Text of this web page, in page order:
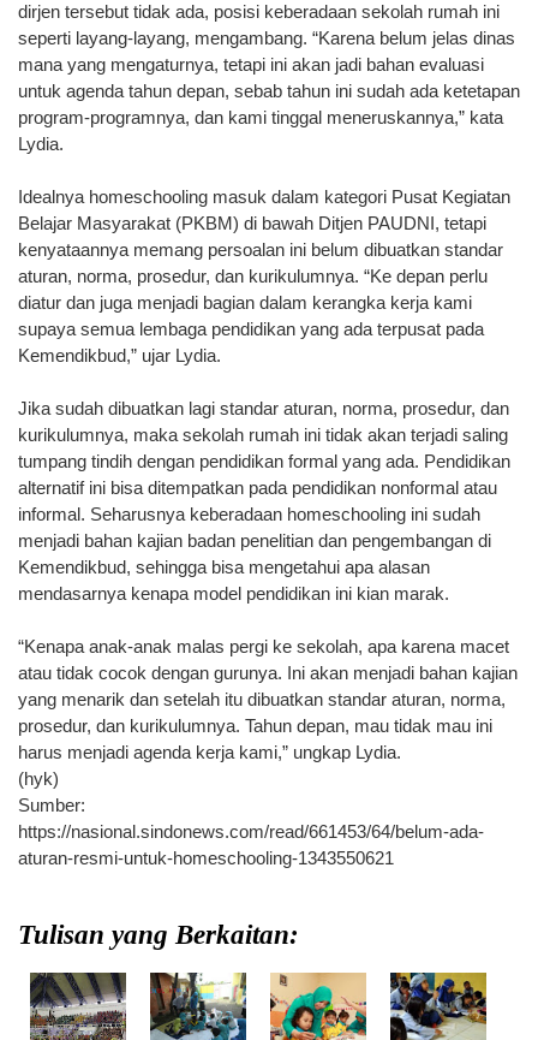
dirjen tersebut tidak ada, posisi keberadaan sekolah rumah ini
seperti layang-layang, mengambang. “Karena belum jelas dinas
mana yang mengaturnya, tetapi ini akan jadi bahan evaluasi
untuk agenda tahun depan, sebab tahun ini sudah ada ketetapan
program-programnya, dan kami tinggal meneruskannya,” kata
Lydia.
Idealnya homeschooling masuk dalam kategori Pusat Kegiatan
Belajar Masyarakat (PKBM) di bawah Ditjen PAUDNI, tetapi
kenyataannya memang persoalan ini belum dibuatkan standar
aturan, norma, prosedur, dan kurikulumnya. “Ke depan perlu
diatur dan juga menjadi bagian dalam kerangka kerja kami
supaya semua lembaga pendidikan yang ada terpusat pada
Kemendikbud,” ujar Lydia.
Jika sudah dibuatkan lagi standar aturan, norma, prosedur, dan
kurikulumnya, maka sekolah rumah ini tidak akan terjadi saling
tumpang tindih dengan pendidikan formal yang ada. Pendidikan
alternatif ini bisa ditempatkan pada pendidikan nonformal atau
informal. Seharusnya keberadaan homeschooling ini sudah
menjadi bahan kajian badan penelitian dan pengembangan di
Kemendikbud, sehingga bisa mengetahui apa alasan
mendasarnya kenapa model pendidikan ini kian marak.
“Kenapa anak-anak malas pergi ke sekolah, apa karena macet
atau tidak cocok dengan gurunya. Ini akan menjadi bahan kajian
yang menarik dan setelah itu dibuatkan standar aturan, norma,
prosedur, dan kurikulumnya. Tahun depan, mau tidak mau ini
harus menjadi agenda kerja kami,” ungkap Lydia.
(hyk)
Sumber:
https://nasional.sindonews.com/read/661453/64/belum-ada-
aturan-resmi-untuk-homeschooling-1343550621
Tulisan yang Berkaitan: